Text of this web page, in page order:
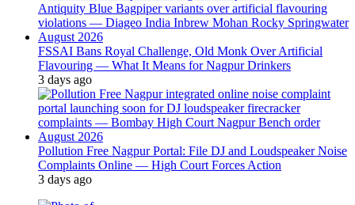
FSSAI Bans Royal Challenge, Old Monk Over Artificial
Flavouring — What It Means for Nagpur Drinkers
3 days ago
Pollution Free Nagpur Portal: File DJ and Loudspeaker Noise
Complaints Online — High Court Forces Action
3 days ago